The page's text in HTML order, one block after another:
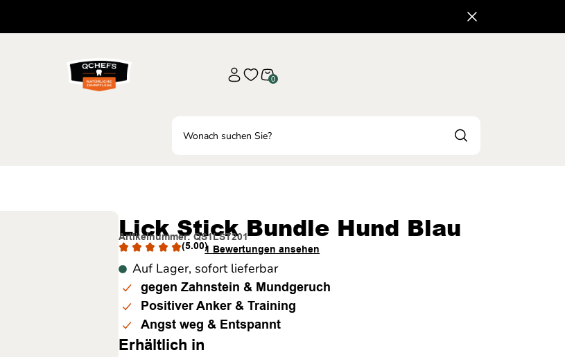
0
Lick Stick Bundle Hund Blau
Artikelnummer: QS1LST201
(5.00)1 Bewertungen ansehen
Auf Lager, sofort lieferbar
gegen Zahnstein & Mundgeruch
Positiver Anker & Training
Angst weg & Entspannt
Erhältlich in